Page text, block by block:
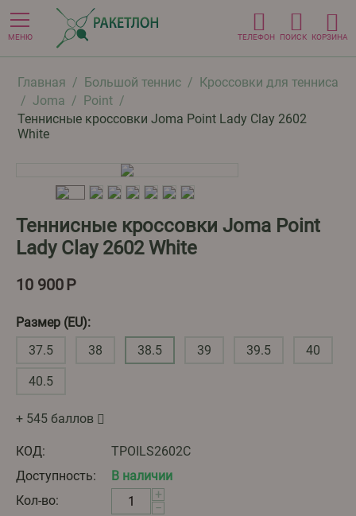
МЕНЮ ТЕЛЕФОН ПОИСК КОРЗИНА
Главная / Большой теннис / Кроссовки для тенниса
/ Joma / Point /
Теннисные кроссовки Joma Point Lady Clay 2602
White
Теннисные кроссовки Joma Point
Lady Clay 2602 White
10 900Р
Размер (EU):
37.5
38 38.5 39 39.5 40
40.5
+ 545 баллов
КОД:
TPOILS2602C
Доступность:
В наличии
Кол-во:
+
−